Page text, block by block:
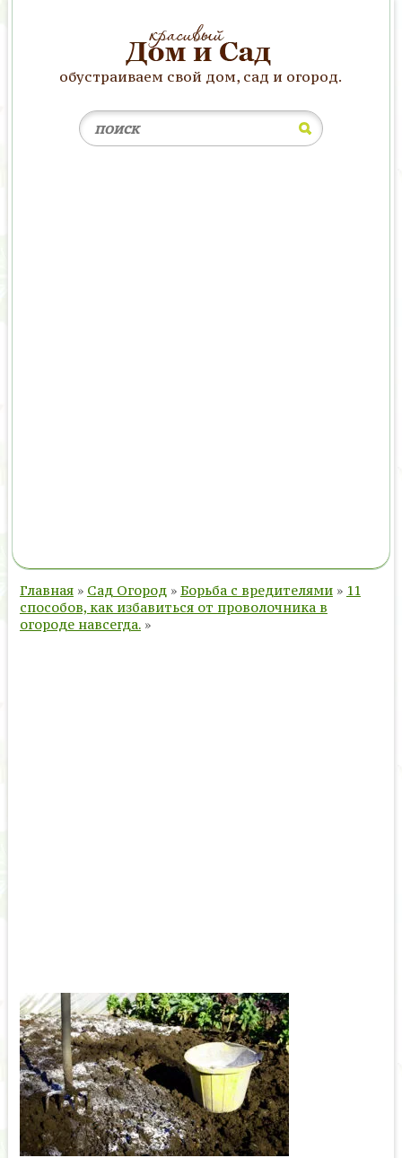
обустраиваем свой дом, сад и огород.
Главная » Сад Огород » Борьба с вредителями » 11
способов, как избавиться от проволочника в
огороде навсегда. »